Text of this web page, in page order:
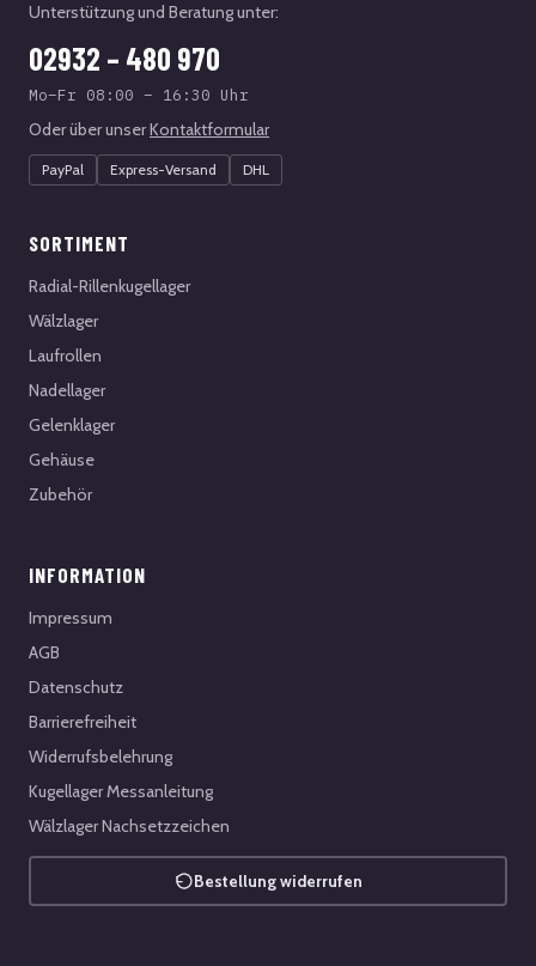
Unterstützung und Beratung unter:
02932 – 480 970
Mo–Fr 08:00 – 16:30 Uhr
Oder über unserKontaktformular
PayPal Express-Versand DHL
SORTIMENT
Radial-Rillenkugellager
Wälzlager
Laufrollen
Nadellager
Gelenklager
Gehäuse
Zubehör
INFORMATION
Impressum
AGB
Datenschutz
Barrierefreiheit
Widerrufsbelehrung
Kugellager Messanleitung
Wälzlager Nachsetzzeichen
Bestellung widerrufen